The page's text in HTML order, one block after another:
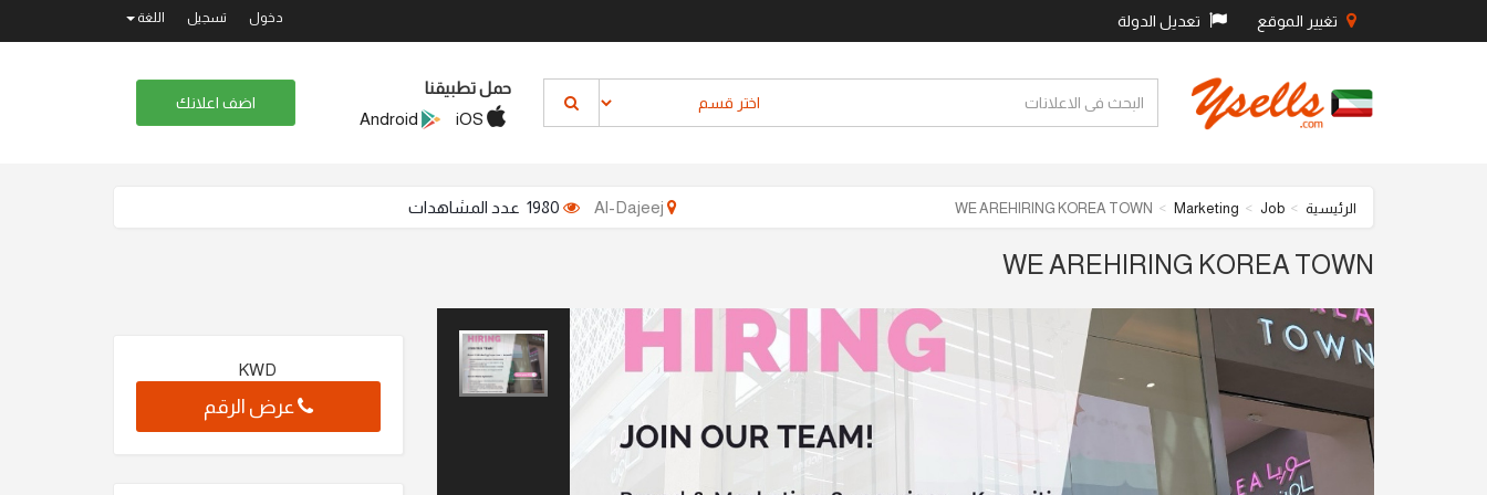
تغيير الموقع تعديل الدولة دخول تسجيل اللغة
حمل تطبيقنا
اضف اعلانك
الرئيسية Job
Marketing
WE AREHIRING KOREA TOWN
WE AREHIRING KOREA TOWN
KWD
عرض الرقم